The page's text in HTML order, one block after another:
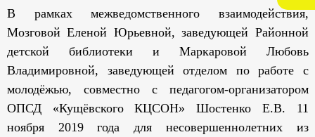
В рамках межведомственного взаимодействия,
Мозговой Еленой Юрьевной, заведующей Районной
детской библиотеки и Маркаровой Любовь
Владимировной, заведующей отделом по работе с
молодёжью, совместно с педагогом-организатором
ОПСД «Кущёвского КЦСОН» Шостенко Е.В. 11
ноября 2019 года для несовершеннолетних из